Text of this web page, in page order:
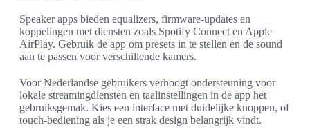
Speaker apps bieden equalizers, firmware-updates en
koppelingen met diensten zoals Spotify Connect en Apple
AirPlay. Gebruik de app om presets in te stellen en de sound
aan te passen voor verschillende kamers.
Voor Nederlandse gebruikers verhoogt ondersteuning voor
lokale streamingdiensten en taalinstellingen in de app het
gebruiksgemak. Kies een interface met duidelijke knoppen, of
touch-bediening als je een strak design belangrijk vindt.